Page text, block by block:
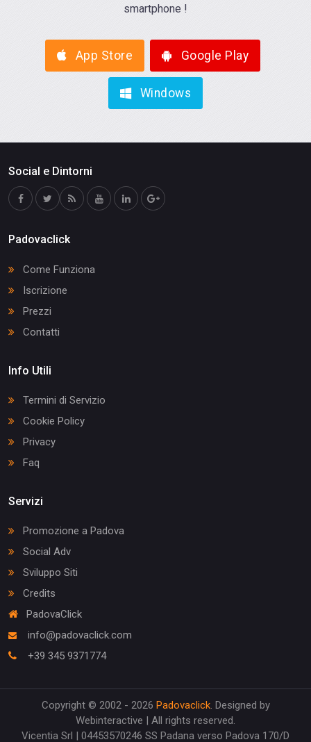
smartphone !
App Store Google Play
Windows
Social e Dintorni
Padovaclick
Come Funziona
Iscrizione
Prezzi
Contatti
Info Utili
Termini di Servizio
Cookie Policy
Privacy
Faq
Servizi
Promozione a Padova
Social Adv
Sviluppo Siti
Credits
PadovaClick
info@padovaclick.com
+39 345 9371774
Copyright © 2002 - 2026 Padovaclick. Designed by
Webinteractive | All rights reserved.
Vicentia Srl | 04453570246 SS Padana verso Padova 170/D